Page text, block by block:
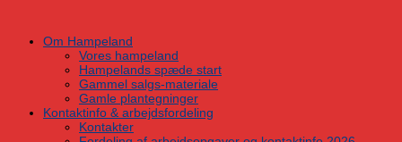
contentOm Hampeland
Vores hampeland
Hampelands spæde start
Gammel salgs-materiale
Gamle plantegninger
Kontaktinfo & arbejdsfordeling
Kontakter